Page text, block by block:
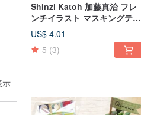
示
Shinzi Katoh 加藤真治 フレ
ンチイラスト マスキングテー
プ（モンキー KS-MT-
10012）
US$ 4.01
5 (3)